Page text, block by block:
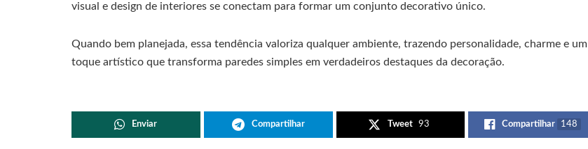
visual e design de interiores se conectam para formar um conjunto decorativo único.
Quando bem planejada, essa tendência valoriza qualquer ambiente, trazendo personalidade, charme e um
toque artístico que transforma paredes simples em verdadeiros destaques da decoração.
Enviar Compartilhar Tweet 93 Compartilhar 148